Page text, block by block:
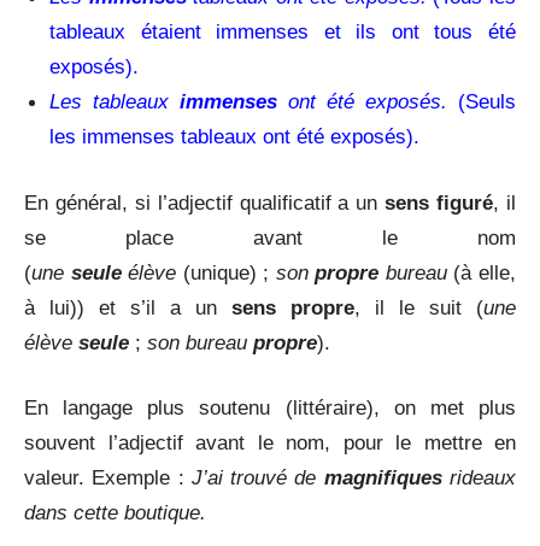
tableaux étaient immenses et ils ont tous été
exposés).
Les tableauximmenses ont été exposés.
(Seuls
les immenses tableaux ont été exposés).
En général, si l’adjectif qualificatif a unsens figuré, il
se place avant le nom
(une seuleélève (unique) ; sonpropre bureau(à elle,
à lui)) et s’il a un sens propre, il le suit (une
élève seule ; son bureau propre).
En langage plus soutenu (littéraire), on met plus
souvent l’adjectif avant le nom, pour le mettre en
valeur. Exemple : J’ai trouvé de magnifiquesrideaux
dans cette boutique.